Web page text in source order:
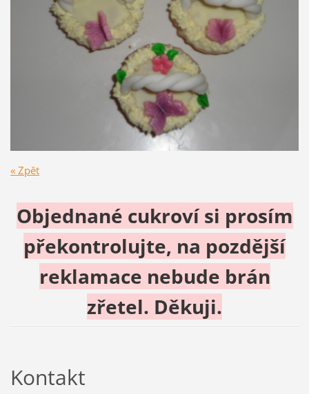
« Zpět
Objednané cukroví si prosím
překontrolujte, na pozdější
reklamace nebude brán
zřetel. Děkuji.
Kontakt